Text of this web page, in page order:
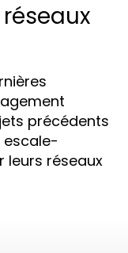
précédents
escale-
leurs réseaux